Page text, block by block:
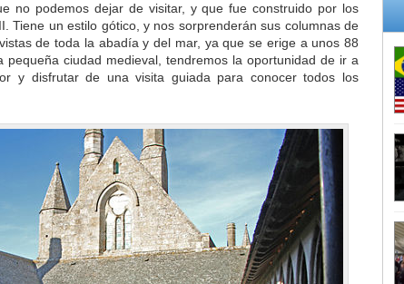
no podemos dejar de visitar, y que fue construido por los
Tiene un estilo gótico, y nos sorprenderán sus columnas de
de toda la abadía y del mar, ya que se erige a unos 88
pequeña ciudad medieval, tendremos la oportunidad de ir a
y disfrutar de una visita guiada para conocer todos los